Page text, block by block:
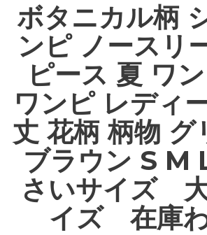
ボタニカル柄
ンピ ノースリ
ピース 夏 ワ
ワンピ レディ
丈 花柄 柄物 グ
ブラウン S M
さいサイズ
イズ 在庫